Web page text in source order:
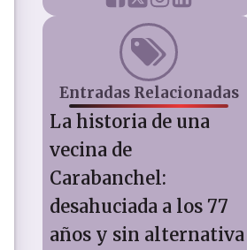
Entradas Relacionadas
La historia de una
vecina de
Carabanchel:
desahuciada a los 77
años y sin alternativa